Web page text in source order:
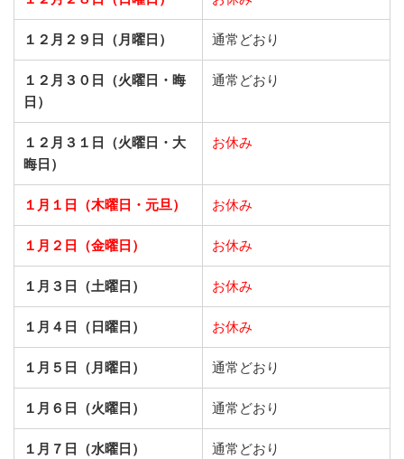
１２月２９日（月曜日） 通常どおり
１２月３０日（火曜日・晦
日）
通常どおり
１２月３１日（火曜日・大
晦日）
お休み
１月１日（木曜日・元旦） お休み
１月２日（金曜日） お休み
１月３日（土曜日） お休み
１月４日（日曜日） お休み
１月５日（月曜日） 通常どおり
１月６日（火曜日） 通常どおり
１月７日（水曜日） 通常どおり